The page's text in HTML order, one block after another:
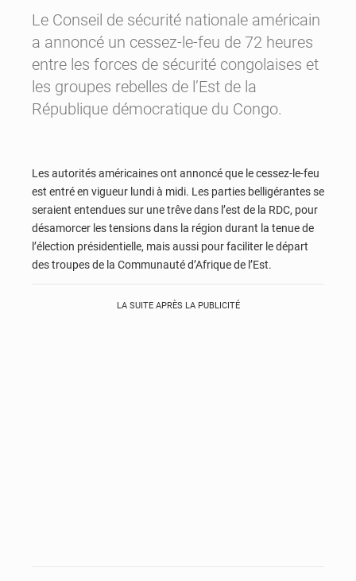
Le Conseil de sécurité nationale américain
a annoncé un cessez-le-feu de 72 heures
entre les forces de sécurité congolaises et
les groupes rebelles de l’Est de la
République démocratique du Congo.
Les autorités américaines ont annoncé que le cessez-le-feu
est entré en vigueur lundi à midi. Les parties belligérantes se
seraient entendues sur une trêve dans l’est de la RDC, pour
désamorcer les tensions dans la région durant la tenue de
l’élection présidentielle, mais aussi pour faciliter le départ
des troupes de la Communauté d’Afrique de l’Est.
LA SUITE APRÈS LA PUBLICITÉ